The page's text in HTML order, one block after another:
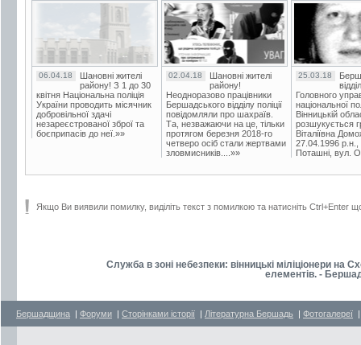
06.04.18
Шановні жителі
району! З 1 до 30
квітня Національна поліція
України проводить місячник
добровільної здачі
незареєстрованої зброї та
боєприпасів до неї.»»
02.04.18
Шановні жителі
району!
Неодноразово працівники
Бершадського відділу поліції
повідомляли про шахраїв.
Та, незважаючи на це, тільки
протягом березня 2018-го
четверо осіб стали жертвами
зловмисників....»»
25.03.18
Головного
національної
Вінницькій
розшукується
Віталіївна
27.04.1996 р.н.,
Поташні, вул.
Якщо Ви виявили помилку, виділіть текст з помилкою та натисніть Ctrl+Enter
Служба в зоні небезпеки: вінницькі міліціонери на
елементів. -
Бершадщина | Форуми | Сторінками історії | Літературна Бершадь | Фотогалереї